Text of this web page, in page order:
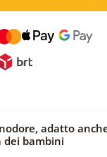
adatto
dei bambini